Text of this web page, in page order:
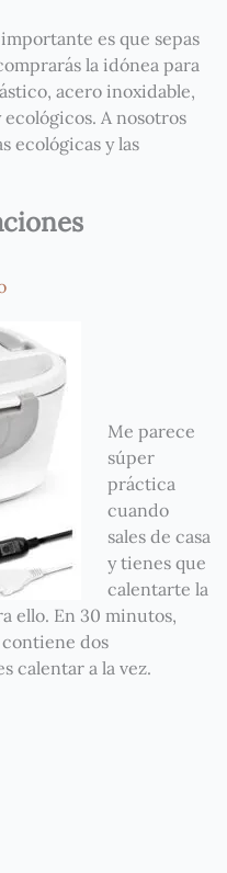
es que sepas
la idónea para
acero inoxidable,
A nosotros
ecológicas y las
Me parece
súper
práctica
cuando
sales de casa
y tienes que
calentarte la
ello. En 30 minutos,
dos
calentar a la vez.